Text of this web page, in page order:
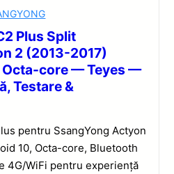
Plus Split
2 (2013-2017)
Octa-core — Teyes —
Testare &
pentru SsangYong Actyon
10, Octa-core, Bluetooth
4G/WiFi pentru experiență